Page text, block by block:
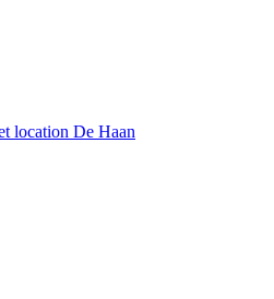
location De Haan